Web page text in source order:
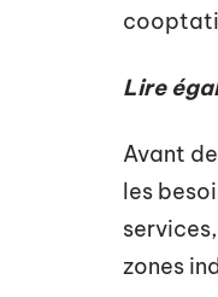
Lire
Avant
les
zones